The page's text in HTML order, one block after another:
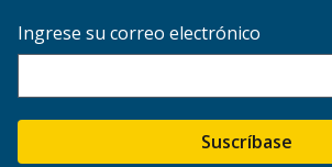
Ingrese su correo electrónico
Suscríbase